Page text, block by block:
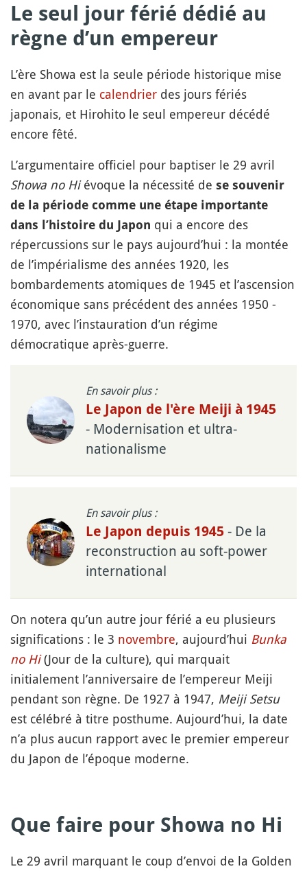
Le seul jour férié dédié au
règne d’un empereur
L’ère Showa est la seule période historique mise
en avant par le calendrier des jours fériés
japonais, et Hirohito le seul empereur décédé
encore fêté.
L’argumentaire officiel pour baptiser le 29 avril
Showa no Hiévoque la nécessité de se souvenir
de la période comme une étape importante
dans l’histoire du Japon qui a encore des
répercussions sur le pays aujourd’hui : la montée
de l’impérialisme des années 1920, les
bombardements atomiques de 1945 et l’ascension
économique sans précédent des années 1950 -
1970, avec l’instauration d’un régime
démocratique après-guerre.
En savoir plus :
Le Japon de l'ère Meiji à 1945
- Modernisation et ultra-
nationalisme
En savoir plus :
Le Japon depuis 1945 - De la
reconstruction au soft-power
international
On notera qu’un autre jour férié a eu plusieurs
significations : le 3 novembre, aujourd’hui Bunka
no Hi(Jour de la culture), qui marquait
initialement l’anniversaire de l’empereur Meiji
pendant son règne. De 1927 à 1947, Meiji Setsu
est célébré à titre posthume. Aujourd’hui, la date
n’a plus aucun rapport avec le premier empereur
du Japon de l’époque moderne.
Que faire pour Showa no Hi
Le 29 avril marquant le coup d’envoi de la Golden